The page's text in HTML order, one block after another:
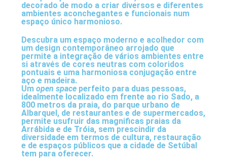
decorado de modo a criar diversos e diferentes
ambientes aconchegantes e funcionais num
espaço único harmonioso.
Descubra um espaço moderno e acolhedor com
um design contemporâneo arrojado que
permite a integração de vários ambientes entre
si através de cores neutras com coloridos
pontuais e uma harmoniosa conjugação entre
aço e madeira.
Um open space perfeito para duas pessoas,
idealmente localizado em frente ao rio Sado, a
800 metros da praia, do parque urbano de
Albarquel, de restaurantes e de supermercados,
permite usufruir das magnificas praias da
Arrábida e de Tróia, sem prescindir da
diversidade em termos de cultura, restauração
e de espaços públicos que a cidade de Setúbal
tem para oferecer.